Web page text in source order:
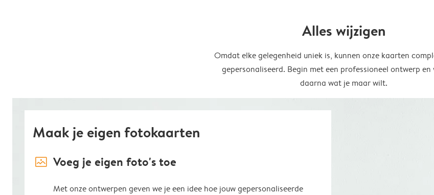
Alles wijzigen
Omdat elke gelegenheid uniek is, kunnen onze kaarten
gepersonaliseerd. Begin met een professioneel ontwerp en
daarna wat je maar wilt.
Maak je eigen fotokaarten
image_placeholder Voeg je eigen foto's toe
Met onze ontwerpen geven we je een idee hoe jouw gepersonaliseerde